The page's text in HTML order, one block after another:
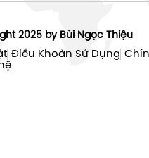
2025 by Bùi Ngọc Thiệu
Điều Khoản Sử Dụng